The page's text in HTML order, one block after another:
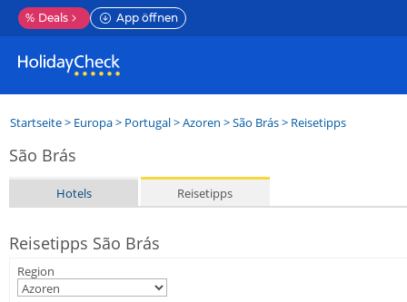
% Deals App öffnen
Startseite> Europa> Portugal>Azoren >São Brás> Reisetipps
São Brás
Hotels Reisetipps
Reisetipps São Brás
Region